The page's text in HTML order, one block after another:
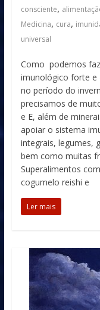
consciente,
Medicina, cura,
universal
Como podemos
imunológico forte e
no período do
precisamos de
e E, além de
apoiar o sistema
integrais, legumes,
bem como muitas
Superalimentos
cogumelo reishi e
Ler mais